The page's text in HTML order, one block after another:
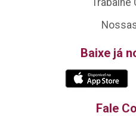
Trabalhe
Baixe já
Fale